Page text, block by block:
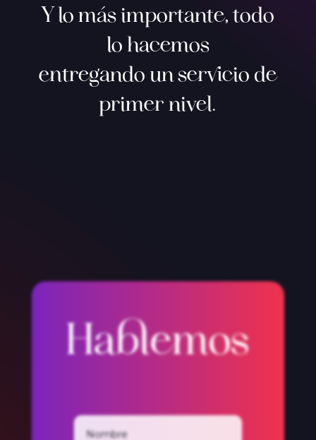
Y lo más importante, todo
lo hacemos
entregando un servicio de
primer nivel.
Hablemos